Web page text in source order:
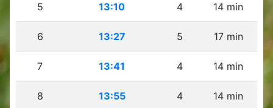
5 13:10 4 14 min
6 13:27 5 17 min
7 13:41 4 14 min
8 13:55 4 14 min